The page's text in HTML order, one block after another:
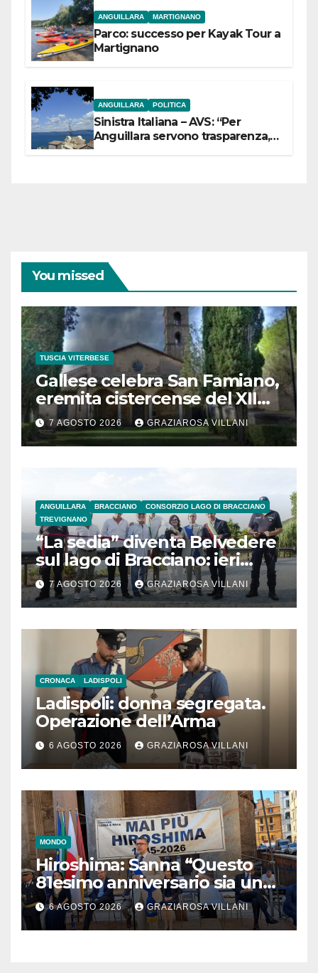
ANGUILLARA MARTIGNANO
Parco: successo per Kayak Tour a
Martignano
ANGUILLARA POLITICA
Sinistra Italiana – AVS: “Per
Anguillara servono trasparenza,
You missed
TUSCIA VITERBESE
Gallese celebra San Famiano,
eremita cistercense del XII
secolo
7 AGOSTO 2026 GRAZIAROSA VILLANI
ANGUILLARA BRACCIANO
CONSORZIO LAGO DI BRACCIANO
TREVIGNANO
“La sedia” diventa Belvedere
sul lago di Bracciano: ieri
l’inaugurazione
7 AGOSTO 2026 GRAZIAROSA VILLANI
CRONACA LADISPOLI
Ladispoli: donna segregata.
Operazione dell’Arma
6 AGOSTO 2026 GRAZIAROSA VILLANI
MONDO
Hiroshima: Sanna “Questo
81esimo anniversario sia un
monito per tutti”
6 AGOSTO 2026 GRAZIAROSA VILLANI